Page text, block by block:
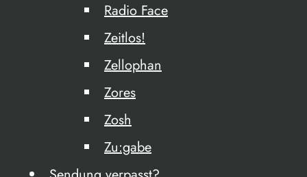
Radio Face
Zeitlos!
Zellophan
Zores
Zosh
Zu:gabe